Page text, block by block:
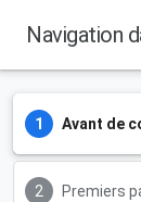
Navigation
Avant de
Premiers